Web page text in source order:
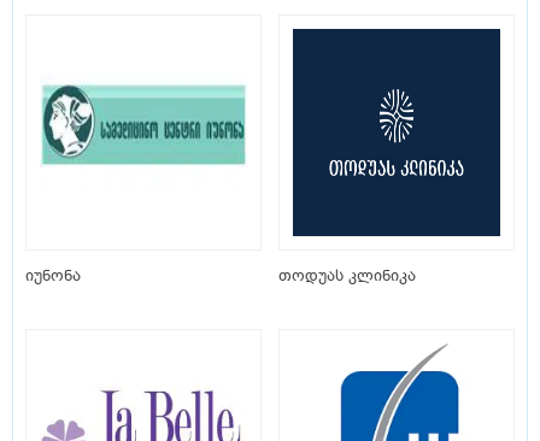
იუნონა თოდუას კლინიკა